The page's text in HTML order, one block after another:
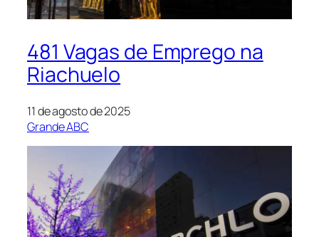
481 Vagas de Emprego na
Riachuelo
11 de agosto de 2025
Grande ABC